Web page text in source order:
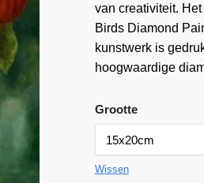
van creativiteit.
Birds Diamond
kunstwerk is
hoogwaardige
Grootte
Wissen